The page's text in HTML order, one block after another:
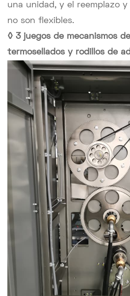
una unidad, y el reemplazo
no son flexibles.
◊ 3 juegos de mecanismos
termosellados y rodillos de